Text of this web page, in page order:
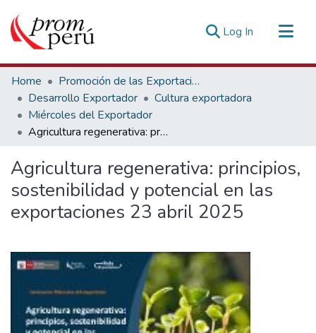
Log In (current)
Communities & Collections
All of DSpace
Statistics
Estadísticas Externas
Home
Promoción de las Exportaciones
Desarrollo Exportador
Cultura exportadora
Miércoles del Exportador
Agricultura regenerativa: principios, sostenibilidad y potencial en las exportaciones 23 abril 2025
Agricultura regenerativa: principios,
sostenibilidad y potencial en las
exportaciones 23 abril 2025